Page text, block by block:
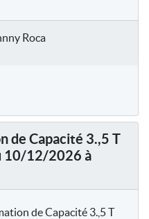
Roca
de Capacité 3.,5 T
10/12/2026 à
de Capacité 3.,5 T